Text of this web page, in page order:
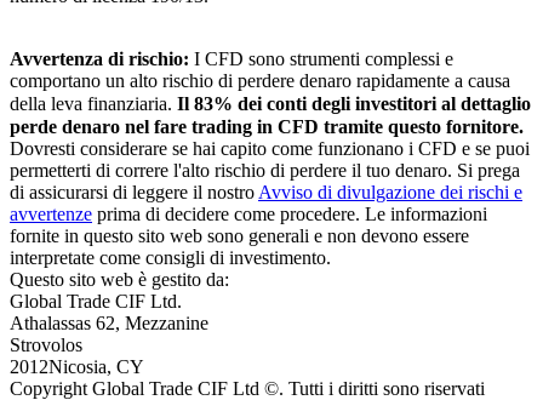
Avvertenza di rischio: I CFD sono strumenti complessi e
comportano un alto rischio di perdere denaro rapidamente a causa
della leva finanziaria. Il 83% dei conti degli investitori al dettaglio
perde denaro nel fare trading in CFD tramite questo fornitore.
Dovresti considerare se hai capito come funzionano i CFD e se puoi
permetterti di correre l'alto rischio di perdere il tuo denaro. Si prega
di assicurarsi di leggere il nostro Avviso di divulgazione dei rischi e
avvertenze prima di decidere come procedere. Le informazioni
fornite in questo sito web sono generali e non devono essere
interpretate come consigli di investimento.
Questo sito web è gestito da:
Global Trade CIF Ltd.
Athalassas 62, Mezzanine
Strovolos
2012Nicosia, CY
Copyright Global Trade CIF Ltd ©. Tutti i diritti sono riservati